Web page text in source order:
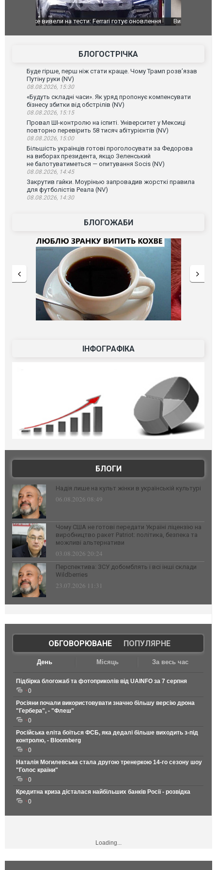
Вийшов трейлер нової екранізації легендарного
БЛОГОСТРІЧКА
Буде гірше, перш ніж стати краще. Чому Трамп розв’язав
Путіну руки (NV)
08.08.2026, 15:30
«Будуть складні часи». Як уряд пропонує компенсувати
бізнесу збитки від обстрілів (NV)
08.08.2026, 15:15
Провал ШІ-контролю на іспиті. Університет у Мексиці
повторно перевірить 58 тисяч абітурієнтів (NV)
08.08.2026, 15:00
Більшість українців готові проголосувати за Федорова
на виборах президента, якщо Зеленський
не балотуватиметься — опитування Socis (NV)
08.08.2026, 14:45
Закрутив гайки. Моурінью запровадив жорсткі правила
для футболістів Реала (NV)
08.08.2026, 14:30
БЛОГОЖАБИ
ІНФОГРАФІКА
БЛОГИ
Надія лише на культ жінки в українській культурі
06.08.2026 08:49
Чому США не готові передати Україні ліцензію на
виробництво ракет Patriot: політика, безпека та
можливі альтернативи
03.08.2026 20:24
Перспектива: ЗСУ добомблять і всі інші склади
Wildberries
23.07.2026 11:31
ОБГОВОРЮВАНЕ| ПОПУЛЯРНЕ
День Місяць За весь час
Підбірка блогожаб та фотоприколів від UAINFO за 7 серпня
0
Росіяни почали використовувати значно більшу версію дрона
"Гербера", - "Флеш"
0
Російська еліта боїться ФСБ, яка дедалі більше виходить з-під
контролю, - Bloomberg
0
Наталія Могилевська стала другою тренеркою 14-го сезону шоу
"Голос країни"
0
Кредитна криза дісталася найбільших банків Росії - розвідка
0
Loading...